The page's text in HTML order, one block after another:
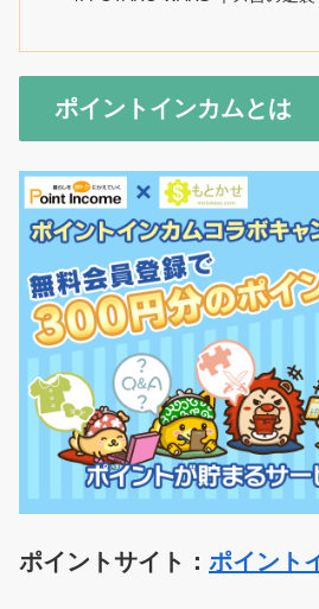
ポイントインカムとは
ポイントサイト： ポイント